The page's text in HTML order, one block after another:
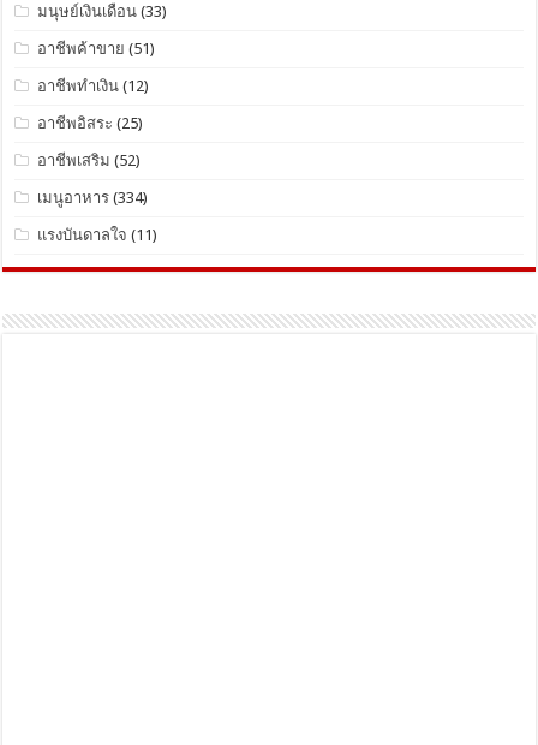
มนุษย์เงินเดือน (33)
อาชีพค้าขาย (51)
อาชีพทำเงิน (12)
อาชีพอิสระ (25)
อาชีพเสริม (52)
เมนูอาหาร (334)
แรงบันดาลใจ (11)